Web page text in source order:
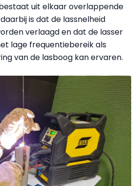
uit elkaar overlappende
is dat de lassnelheid
verlaagd en dat de lasser
lage frequentiebereik als
van de lasboog kan ervaren.